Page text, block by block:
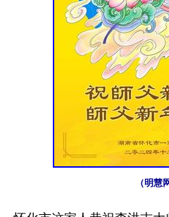
（明慧